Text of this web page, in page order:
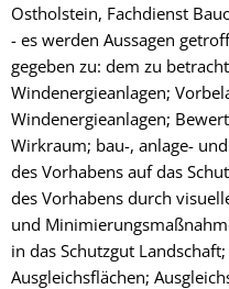
Ostholstein, Fachdienst
- es werden Aussagen
gegeben zu: dem zu
Windenergieanlagen;
Windenergieanlagen;
Wirkraum; bau-, anlage-
des Vorhabens auf das
des Vorhabens durch
und
in das Schutzgut
Ausgleichsflächen;